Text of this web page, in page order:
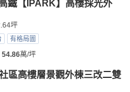
鐵【IPARK】高樓採光外
坪
有格局圖
54.86萬/坪
區高樓層景觀外棟三改二雙